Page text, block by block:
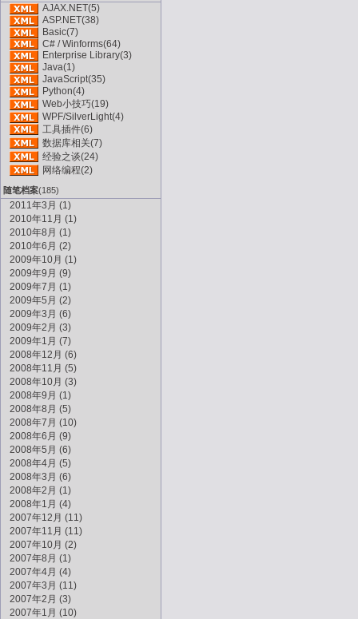
AJAX.NET(5)
ASP.NET(38)
Basic(7)
C# / Winforms(64)
Enterprise Library(3)
Java(1)
JavaScript(35)
Python(4)
Web小技巧(19)
WPF/SilverLight(4)
工具插件(6)
数据库相关(7)
经验之谈(24)
网络编程(2)
随笔档案(185)
2011年3月 (1)
2010年11月 (1)
2010年8月 (1)
2010年6月 (2)
2009年10月 (1)
2009年9月 (9)
2009年7月 (1)
2009年5月 (2)
2009年3月 (6)
2009年2月 (3)
2009年1月 (7)
2008年12月 (6)
2008年11月 (5)
2008年10月 (3)
2008年9月 (1)
2008年8月 (5)
2008年7月 (10)
2008年6月 (9)
2008年5月 (6)
2008年4月 (5)
2008年3月 (6)
2008年2月 (1)
2008年1月 (4)
2007年12月 (11)
2007年11月 (11)
2007年10月 (2)
2007年8月 (1)
2007年4月 (4)
2007年3月 (11)
2007年2月 (3)
2007年1月 (10)